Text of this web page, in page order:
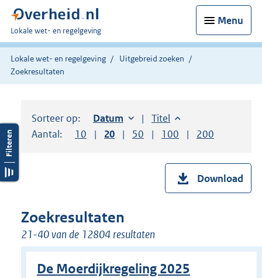
Menu
U
bent
hier:
Lokale wet- en regelgeving
Lokale wet- en regelgeving
Uitgebreid zoeken
Zoekresultaten
Sorteer op: Sorteer op:
Datum oplopendSorteer op:
Titel oplopend
Aantal:
Toon
10 resultaten per pagina
Toon
20 resultaten per pagina
Toon
50 resultaten per pagina
Toon
100 resultaten per
Toon
200
Download
Zoekresultaten
21-40 van de 12804 resultaten
De Moerdijkregeling 2025